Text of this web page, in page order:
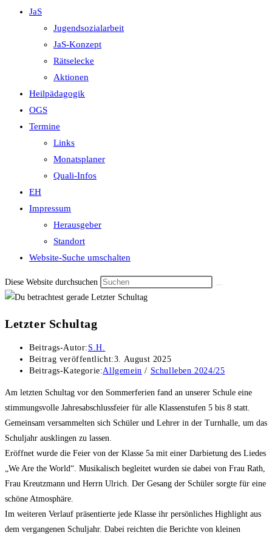
JaS
Jugendsozialarbeit
JaS-Konzept
Rätselecke
Aktionen
Heilpädagogik
OGS
Termine
Links
Monatsplaner
Quali-Infos
EH
Impressum
Herausgeber
Standort
Website-Suche umschalten
Diese Website durchsuchen
Letzter Schultag
Beitrags-Autor: S.H.
Beitrag veröffentlicht:3. August 2025
Beitrags-Kategorie:Allgemein / Schulleben 2024/25
Am letzten Schultag vor den Sommerferien fand an unserer Schule eine
stimmungsvolle Jahresabschlussfeier für alle Klassenstufen 5 bis 8 statt.
Gemeinsam versammelten sich Schüler und Lehrer in der Turnhalle, um das
Schuljahr ausklingen zu lassen.
Eröffnet wurde die Feier von der Klasse 5a mit einer Darbietung des Liedes
„We Are the World“. Musikalisch begleitet wurden sie dabei von Frau Rath,
Frau Kreutzmann und Herrn Ulrich. Der Gesang der Schüler sorgte für eine
schöne Atmosphäre.
Im weiteren Verlauf präsentierte jede Klasse ihr persönliches Highlight aus
dem vergangenen Schuljahr. Dabei reichten die Berichte von kleinen